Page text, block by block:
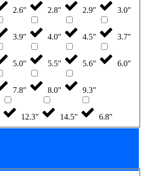
2.6″ 2.8″ 2.9″ 3.0″
3.9″ 4.0″ 4.5″ 3.7″
5.0″ 5.5″ 5.6″ 6.0″
7.8″ 8.0" 9.3"
12.3" 14.5" 6.8″